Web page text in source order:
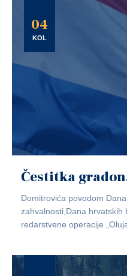
04
KOL
Čestitka
Domitrovića povodom
zahvalnosti,Dana hrvatskih
redarstvene operacije